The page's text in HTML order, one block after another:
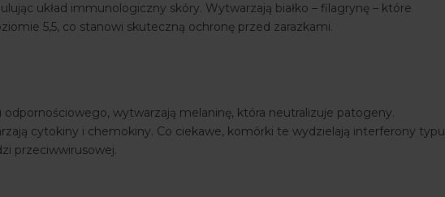
układ immunologiczny skóry. Wytwarzają białko – filagrynę – które
5,5, co stanowi skuteczną ochronę przed zarazkami.
wytwarzają melaninę, która neutralizuje patogeny.
cytokiny i chemokiny. Co ciekawe, komórki te wydzielają interferony typu
przeciwwirusowej.